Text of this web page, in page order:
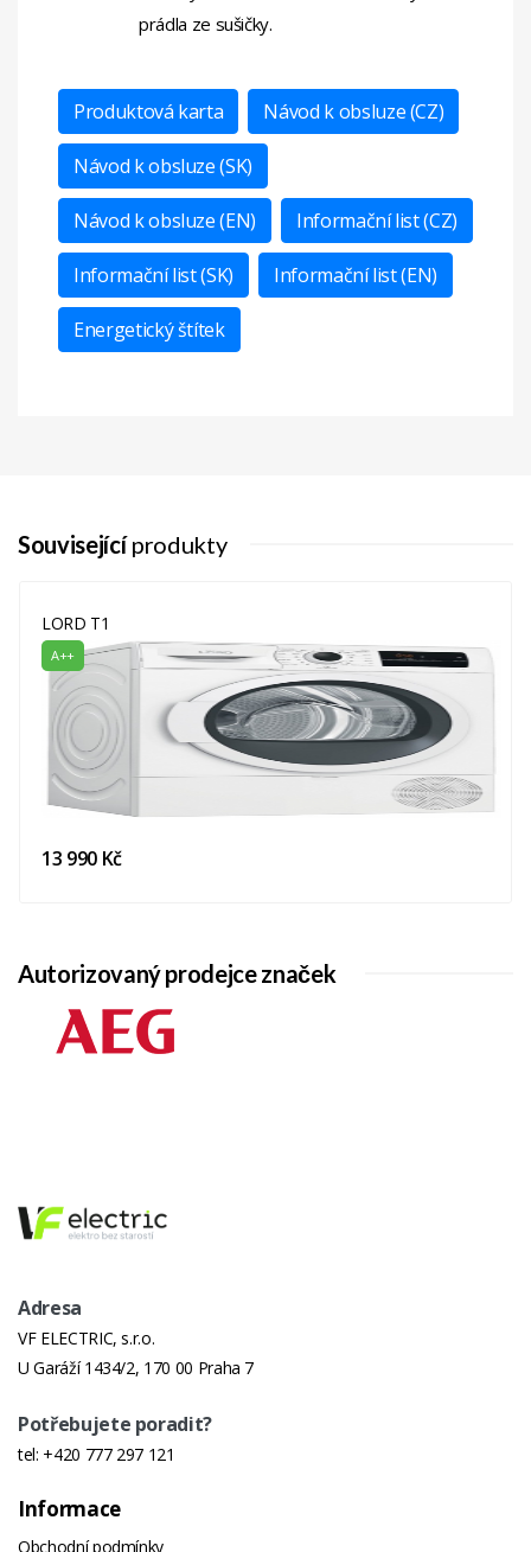
prádla ze sušičky.
Produktová karta Návod k obsluze (CZ)
Návod k obsluze (SK)
Návod k obsluze (EN) Informační list (CZ)
Informační list (SK) Informační list (EN)
Energetický štítek
Zámek
Buben
Vnitřní
Osvětlení
LED (jednobodové)
Košík Na
Sušení Bot
Ano, jako volitelné příslušenství
k dokoupení (typ DRR01)
Bezpečnostní
Sušičky
Senzory pro šetrné sušení,
Odložený
Kontrolka
Kapacita
Sušičky
Údržby Filtru
Související produkty
LORD T1
A++
13 990 Kč
Autorizovaný prodejce značek
Adresa
VF ELECTRIC, s.r.o.
U Garáží 1434/2, 170 00 Praha 7
Potřebujete poradit?
tel: +420 777 297 121
Informace
Obchodní podmínky